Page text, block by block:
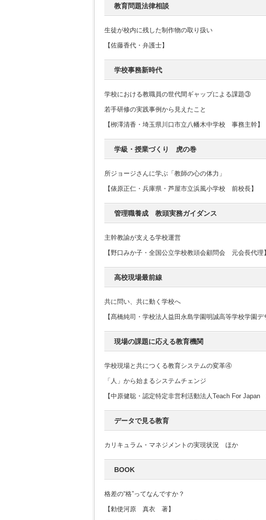
教育問題法律相談
生徒が校内に残した制作物の取り扱い
【佐藤香代・弁護士】
学校事務新時代
学校における教職員の世代間ギャップによる課題③
若手研修の実践事例から見えたこと
【栁澤清香・埼玉県川口市立八幡木中学校 事務主幹】
学級・授業づくり 虎の巻
所ジョージさんに学ぶ「教師の心の体力」
【俵原正仁・兵庫県・芦屋市立浜風小学校 前校長】
管理職養成 教頭実務ガイダンス
主幹教諭が支える学校運営
【野口みか子・全国公立学校教頭会顧問会 元会長代理】
高校現場最前線
共に問い、共に動く学校へ
【髙橋純司・学校法人益田永島学園明誠高等学校学園
現場の課題に応える教育機関
学校現場と共につくる教育システムの変革④
「人」から始まるシステムチェンジ
【中原健聡・認定特定非営利活動法人Teach For Japan
データで見る教育
カリキュラム・マネジメントの実現状況 ほか
BOOK
格差の“格”ってなんですか？
【勅使河原 真衣 著】